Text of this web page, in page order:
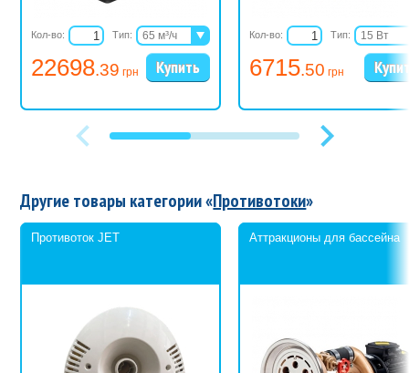
22698.39 грн
Кол-во: Тип:
65 м³/ч
85 м³/ч
6715.50 грн
Кол-во: Тип:
15 Вт
25 Вт
Другие товары категории «Противотоки»
Противоток JET Аттракционы для бассейна